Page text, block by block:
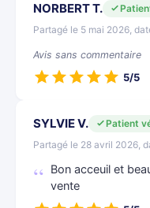
NORBERT T.
Partagé le 5 mai 2026,
Avis sans commentaire
5/5
SYLVIE V.
Patient
Partagé le 28 avril 2026,
Bon acceuil et
vente